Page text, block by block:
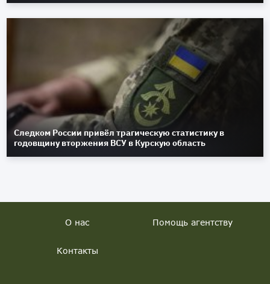
Следком России привёл трагическую статистику в
годовщину вторжения ВСУ в Курскую область
О нас Помощь агентству
Контакты